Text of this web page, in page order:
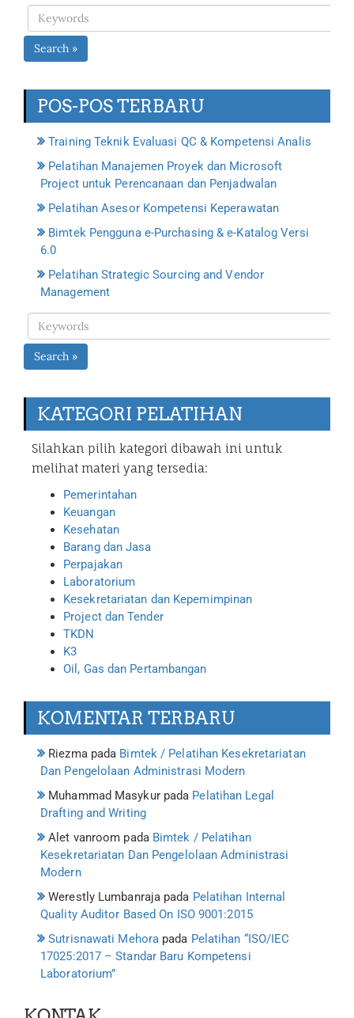
Search »
POS-POS TERBARU
Training Teknik Evaluasi QC & Kompetensi Analis
Pelatihan Manajemen Proyek dan Microsoft
Project untuk Perencanaan dan Penjadwalan
Pelatihan Asesor Kompetensi Keperawatan
Bimtek Pengguna e-Purchasing & e-Katalog Versi
6.0
Pelatihan Strategic Sourcing and Vendor
Management
Search »
KATEGORI PELATIHAN
Silahkan pilih kategori dibawah ini untuk
melihat materi yang tersedia:
Pemerintahan
Keuangan
Kesehatan
Barang dan Jasa
Perpajakan
Laboratorium
Kesekretariatan dan Kepemimpinan
Project dan Tender
TKDN
K3
Oil, Gas dan Pertambangan
KOMENTAR TERBARU
Riezmapada Bimtek / Pelatihan Kesekretariatan
Dan Pengelolaan Administrasi Modern
Muhammad Masykurpada Pelatihan Legal
Drafting and Writing
Alet vanroom pada Bimtek / Pelatihan
Kesekretariatan Dan Pengelolaan Administrasi
Modern
Werestly Lumbanraja pada Pelatihan Internal
Quality Auditor Based On ISO 9001:2015
Sutrisnawati Mehora pada Pelatihan “ISO/IEC
17025:2017 – Standar Baru Kompetensi
Laboratorium”